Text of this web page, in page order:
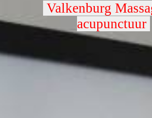
Valkenburg
acupunctuur